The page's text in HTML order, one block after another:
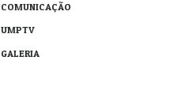
COMUNICAÇÃO
UMPTV
GALERIA